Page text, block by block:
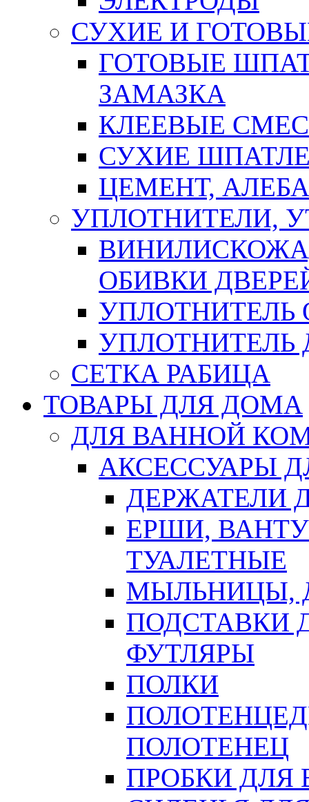
СУХИЕ И
ГОТОВЫЕ
ЗАМАЗКА
КЛЕЕВЫЕ
СУХИЕ
ЦЕМЕНТ,
УПЛОТНИТЕЛИ,
ОБИВКИ
УПЛОТНИТЕЛЬ
СЕТКА РАБИЦА
ТОВАРЫ ДЛЯ ДОМА
ДЛЯ ВАННОЙ
АКСЕССУАРЫ
ДЕРЖАТЕЛИ
ЕРШИ,
ТУАЛЕТНЫЕ
МЫЛЬНИЦЫ,
ПОДСТАВКИ
ФУТЛЯРЫ
ПОЛКИ
ПОЛОТЕНЕЦ
ПРОБКИ ДЛЯ